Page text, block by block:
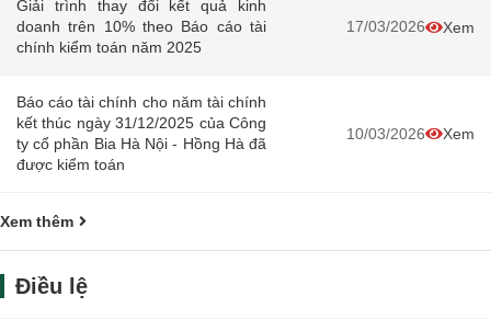
Giải trình thay đổi kết quả kinh
doanh trên 10% theo Báo cáo tài
chính kiểm toán năm 2025
17/03/2026 Xem
Báo cáo tài chính cho năm tài chính
kết thúc ngày 31/12/2025 của Công
ty cổ phần Bia Hà Nội - Hồng Hà đã
được kiểm toán
10/03/2026 Xem
Xem thêm
Điều lệ